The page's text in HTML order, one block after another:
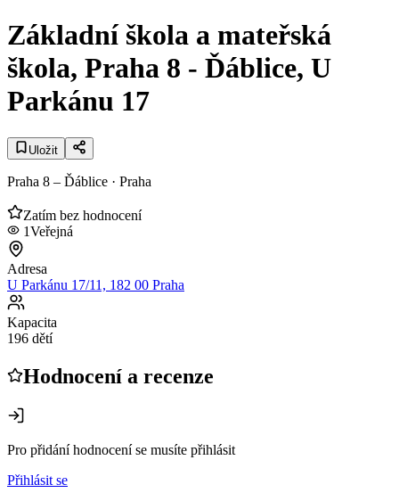
Základní škola a mateřská
škola, Praha 8 - Ďáblice, U
Parkánu 17
Uložit
Praha 8 – Ďáblice · Praha
Zatím bez hodnocení
1Veřejná
Adresa
U Parkánu 17/11, 182 00 Praha
Kapacita
196 dětí
Hodnocení a recenze
Pro přidání hodnocení se musíte přihlásit
Přihlásit se